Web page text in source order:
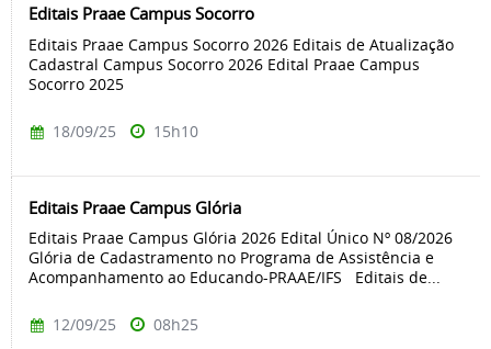
Editais Praae Campus Socorro
Editais Praae Campus Socorro 2026 Editais de Atualização
Cadastral Campus Socorro 2026 Edital Praae Campus
Socorro 2025
18/09/25 15h10
Editais Praae Campus Glória
Editais Praae Campus Glória 2026 Edital Único Nº 08/2026
Glória de Cadastramento no Programa de Assistência e
Acompanhamento ao Educando-PRAAE/IFS Editais de...
12/09/25 08h25